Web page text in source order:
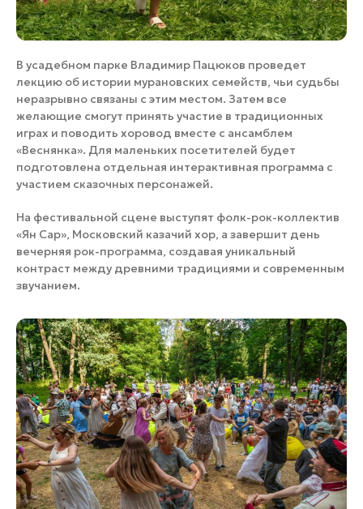
В усадебном парке Владимир Пацюков проведет
лекцию об истории мурановских семейств, чьи судьбы
неразрывно связаны с этим местом. Затем все
желающие смогут принять участие в традиционных
играх и поводить хоровод вместе с ансамблем
«Веснянка». Для маленьких посетителей будет
подготовлена отдельная интерактивная программа с
участием сказочных персонажей.
На фестивальной сцене выступят фолк-рок-коллектив
«Ян Сар», Московский казачий хор, а завершит день
вечерняя рок-программа, создавая уникальный
контраст между древними традициями и современным
звучанием.